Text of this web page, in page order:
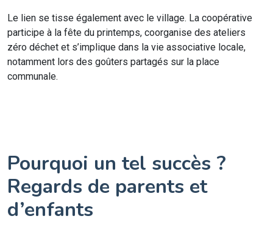
Le lien se tisse également avec le village. La coopérative
participe à la fête du printemps, coorganise des ateliers
zéro déchet et s’implique dans la vie associative locale,
notamment lors des goûters partagés sur la place
communale.
Pourquoi un tel succès ?
Regards de parents et
d’enfants